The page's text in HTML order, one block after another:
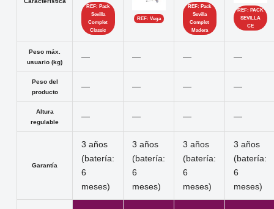
REF: Pack
Sevilla
Complet
Classic
REF: Vega
REF: Pack
Sevilla
Complet
Madera
REF: PACK
SEVILLA
CE
Peso máx.
usuario (kg)
— — — —
Peso del
producto
— — — —
Altura
regulable
— — — —
Garantía
3 años
(batería:
6
meses)
3 años
(batería:
6
meses)
3 años
(batería:
6
meses)
3 años
(batería:
6
meses)